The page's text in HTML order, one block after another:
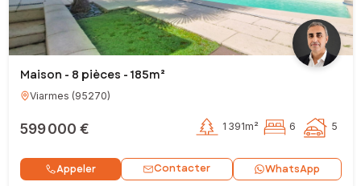
Maison - 8 pièces - 185m²
Viarmes (95270)
599 000 € 1 391m² 6 5
Appeler Contacter WhatsApp